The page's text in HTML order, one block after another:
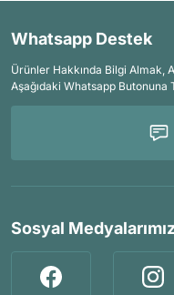
Whatsapp Destek
Ürünler Hakkında Bilgi Almak,
Aşağıdaki Whatsapp
Sosyal